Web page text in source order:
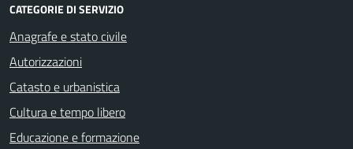
CATEGORIE DI SERVIZIO
Anagrafe e stato civile
Autorizzazioni
Catasto e urbanistica
Cultura e tempo libero
Educazione e formazione